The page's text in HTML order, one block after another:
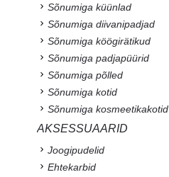
Sõnumiga küünlad
Sõnumiga diivanipadjad
Sõnumiga köögirätikud
Sõnumiga padjapüürid
Sõnumiga põlled
Sõnumiga kotid
Sõnumiga kosmeetikakotid
AKSESSUAARID
Joogipudelid
Ehtekarbid